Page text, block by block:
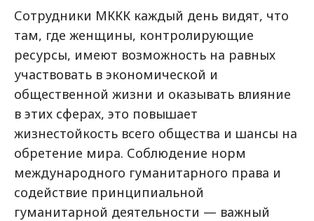
Сотрудники МККК каждый день видят, что
там, где женщины, контролирующие
ресурсы, имеют возможность на равных
участвовать в экономической и
общественной жизни и оказывать влияние
в этих сферах, это повышает
жизнестойкость всего общества и шансы на
обретение мира. Соблюдение норм
международного гуманитарного права и
содействие принципиальной
гуманитарной деятельности — важный